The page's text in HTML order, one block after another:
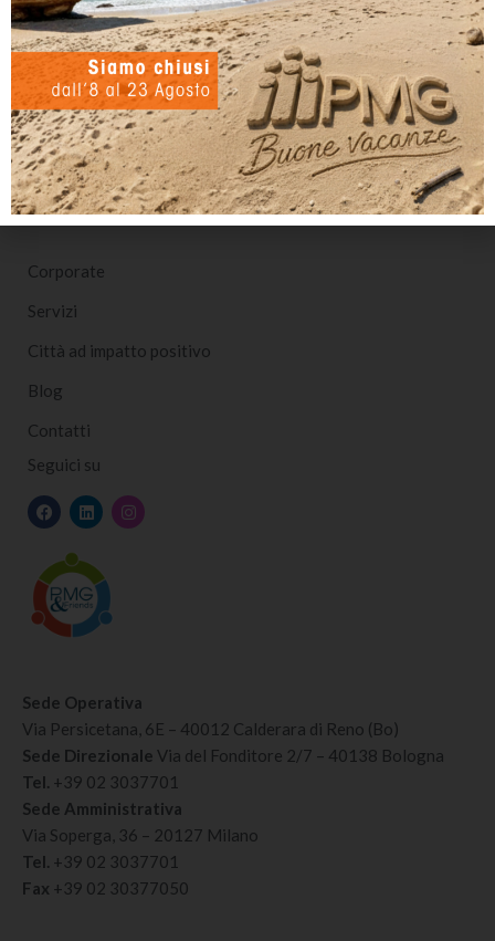
PMG Italia SPA
Società Benefit per l’Impatto Positivo
Nota sulla Certificazione
Corporate
Servizi
Città ad impatto positivo
Blog
Contatti
Seguici su
Sede Operativa
Via Persicetana, 6E – 40012 Calderara di Reno (Bo)
Sede Direzionale Via del Fonditore 2/7 – 40138 Bologna
Tel. +39 02 3037701
Sede Amministrativa
Via Soperga, 36 – 20127 Milano
Tel. +39 02 3037701
Fax +39 02 30377050